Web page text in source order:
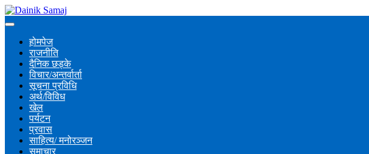
होमपेज
राजनीति
दैनिक छड्के
विचार/अन्तर्वार्ता
सूचना प्रविधि
अर्थ/विविध
खेल
पर्यटन
प्रवास
साहित्य/ मनोरञ्जन
समाचार